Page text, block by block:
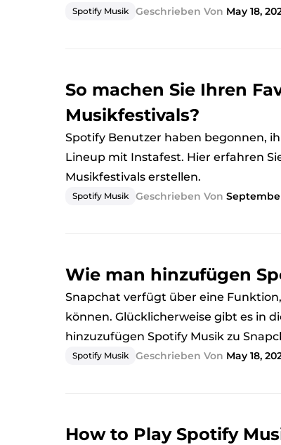
Spotify Musik Geschrieben Von May 18,
So machen Sie Ihren
Musikfestivals?
Spotify Benutzer haben begonnen,
Lineup mit Instafest. Hier erfahren
Musikfestivals erstellen.
Spotify Musik Geschrieben Von
Wie man hinzufügen
Snapchat verfügt über eine
können. Glücklicherweise gibt es in
hinzuzufügen Spotify Musik zu
Spotify Musik Geschrieben Von May 18,
How to Play Spotify